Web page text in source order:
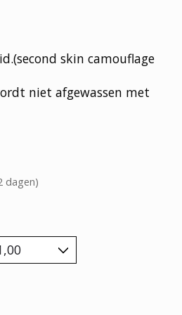
skin camouflage
niet afgewassen met
is
dagen)